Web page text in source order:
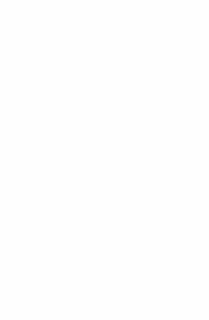
bis Freitag)
für den Tag.